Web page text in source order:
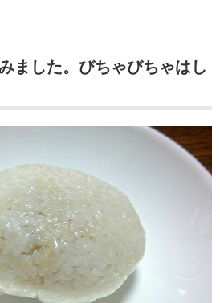
ました。びちゃびちゃはし